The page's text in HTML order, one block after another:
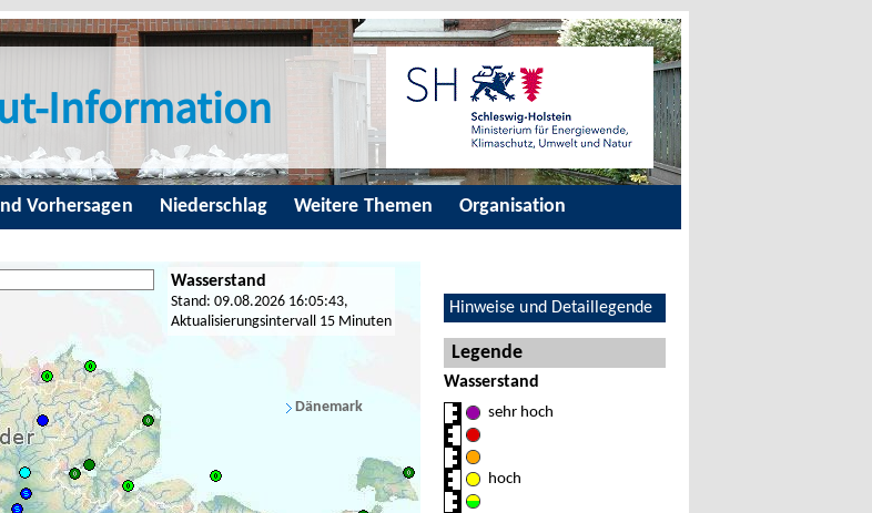
Information
Vorhersagen Niederschlag Weitere Themen Organisation
Wasserstand
Stand: 09.08.2026 16:05:43,
Aktualisierungsintervall 15 Minuten
Dänemark
Hinweise und Detaillegende
Legende
Wasserstand
sehr hoch
hoch